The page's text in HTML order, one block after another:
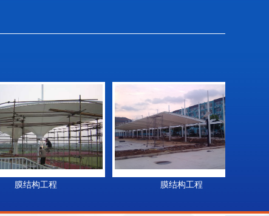
膜结构工程 膜结构工程